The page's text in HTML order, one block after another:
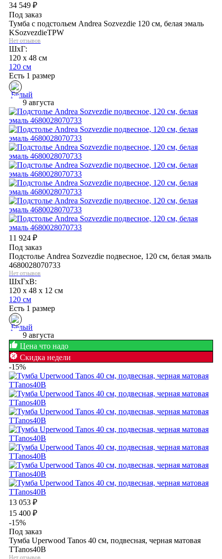
34 549 ₽
Под заказ
Тумба с подстольем Andrea Sozvezdie 120 см, белая эмаль
KSozvezdieTPW
Нет отзывов
ШхГ:
120 x 48 см
120 см
Есть 1 размер
9 августа
11 924 ₽
Под заказ
Подстолье Andrea Sozvezdie подвесное, 120 см, белая эмаль
4680028070733
Нет отзывов
ШхГхВ:
120 x 48 x 12 см
120 см
Есть 1 размер
9 августа
Цена что надо
Скидка недели
-15%
13 053 ₽
15 400 ₽
-15%
Под заказ
Тумба Uperwood Tanos 40 см, подвесная, черная матовая
TTanos40B
Нет отзывов